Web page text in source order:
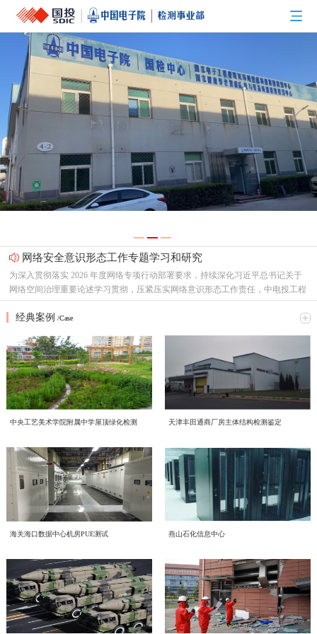
网络安全意识形态工作专题学习和研究
为深入贯彻落实 2026 年度网络专项行动部署要求，持续深化习近平总书记关于
网络空间治理重要论述学习贯彻，压紧压实网络意识形态工作责任，中电投工程
研究检测评定中心有限公司（以下简称“中心”）党总支召开专题支委会，集中研
究网络意识形态重点工作，全面梳理工作提升方向、明确落实举措。结合本次会
态工作核心意义互联网是意识形态斗争的主阵地、主战场、最前沿，网络意识形
态安全直接关系政治安全、舆论安全和单位长远发展。习近平总书记深刻指
出；“过不了互联网这一关，就过不了长期执政这一关，必须坚持正能量是总要
求、管得住是硬道理、用得好是真本事，持续健全网络生态治理长效机制，营造
风清气正的网络空间”。中心运营自有新媒体宣传平台，党员、职工线上交流、
对外业务宣传频次高，各类线上内容发布、网络言论行为都直接代表单位形象、
力，摒弃 “重业务、轻网信” 的片面认知，把网络意识形态工作摆在党建重点位
置，坚持守土有责、守土负责、守土尽责，牢牢管好、守好、用好各类网络阵
地。二、对标专项部署，明晰网络意识形态两大重点工作任务会议传达上级
2026 年度网络专项行动工作要求，结合中心运营管理实际，梳理当前网络意识
形态工作提升方向，明确两项核心工作抓手：（一）从严规范新媒体平台发布流
程，刚性落实 “三校三审” 机制新媒体是对外宣传、传递单位声音的重要载体，
内容导向容不得半点疏漏。将继续完善中心自有新媒体平台信息发布全流程管控
审” 制度：落实三级审核流程，每一级审核均留存书面或线上审核记录，做到全
程可追溯；2. 严把内容导向关口：所有对外发布图文、短视频、工作动态、宣传
材料，必须坚守正确政治方向、舆论导向、价值取向，重点核查政策表述、行业
宣传、对外口径，杜绝模糊表述、片面化表达、导向偏差内容上线；3. 常态化开
展平台自查自纠，定期梳理历史发布内容，及时清理过时、存在风险隐患的信
息，建立宣传内容负面清单，从源头防范舆情风险。（二）常态化开展党员专题
节能新起点，低碳向未来！
明的环保知识学习活动，积极响应2026年全国低碳日“绿色转型 全民同行”主题号
召。一、三部宣传片，共学绿色理念 本次学习重点围绕三部权威宣传片展开，
三部宣传片，视角不同、侧重各异，但指向同一个目标——让绿色低碳成为每个
人的行动自觉。 2026年全国低碳日“绿色转型 全民同行”主题宣传片 由生态环境
部发布，紧扣今年全国低碳日主题，号召全社会共同参与绿色转型，强调低碳发
来”主题视频 聚焦工业和信息化系统节能降碳实践，展示各领域在节能提效、绿
能降碳《守望未来》主题宣传片 以公共机构为切入点，讲述节能降碳背后的责
任与担当，传递"节约资源就是守护未来"的理念，展现公共机构在绿色转型中的
示范引领作用。二、立足"十五五"，践行全流程绿色理念在中国电子工程设计院
股份有限公司的引领下，我们立足“十五五”碳排放双控新要求，从设计、施工到
运维全流程践行绿色发展理念。 设计阶段，优先采用节能环保技术方案，从源
运维阶段，持续优化能源管理，以精细化运营实现长效减碳。三、从点滴做起，
纸，选择绿色出行让我们携手共建低碳企业，为美丽中国贡献力量！
喜报！中电投工程研究检测评定中心成功获批CNAS温室气体
审定与核查认可资质
近日，中电投工程研究检测评定中心有限公司（以下简称中心）顺利通过中国合
格评定国家认可委员会（CNAS）严格评审，成功取得温室气体审定和核查分项
认可资质，认可注册号为CNAS VV048-EI。此次资质的成功获批，标志着中心
温室气体核查、碳资产管理与低碳技术服务能力正式获得国家级、国际化权威认
委员会（CNAS）是国内权威的实验室与检验检测机构认可机构，其认可资质具
备国际互认效力，严格遵循ISO 14064系列国际标准及国家温室气体审定核查相
关准则，评审标准严苛、涵盖范围全面，是衡量机构碳核查技术能力、公正性与
权威性的核心标杆，获得该项认可意味着机构出具的温室气体审定、核查结果可
获得全球多个国家和地区的认可，具备极强的公信力与法律效力。 评审过程
中，CNAS评审组通过资料审核、现场核查、体系核查等多维度、全流程严苛评
审，对中心温室气体量化核算、排放核查、数据溯源管理、质量管理体系等核心
管理程序以及严谨的技术服务流程，最终确认中心完全符合温室气体审定与核查
机构认可规范要求，准予获批相关认可资质。 作为深耕工程检测、评定与绿色
低碳技术服务领域的专业机构，中电投工程研究检测评定中心有限公司长期聚
焦“双碳”战略落地，深耕绿色低碳产业赛道，持续完善碳服务技术体系，组建专
业碳核查技术团队，深耕电子电气设备，工业机械，食品，土木工程，建材等多
赋能合规高质量发展 中电投检测中心承接国投健康公司启动
力企业高质量、可持续、安全化发展，中国电子工程设计院股份有限公司全资子
公司中电投工程研究检测评定中心有限公司（以下简称“中电投检测中心”）承接
了国投健康产业投资有限公司（以下简称“国投健康”）质量、环境、职业健康安
全管理三体系建设项目。并于近日组织召开质量、环境、职业健康安全管理三体
系建设项目启动会。本次启动的三体系建设，严格对标 GB/T 19001-2016/ISO
9001:2015质量管理体系、GB/T 24001-2016/ISO 14001:2015环境管理体系、GB/T
45001-2020/ISO 45001:2018职业健康安全管理体系。结合标准条款和国投健康运
程工作安排，确保体系建设贴合企业实际经营情况，真正实现标准化落地、常态
化运行、长效化赋能。作为本次三体系建设工作的技术支撑单位，中电投检测中
心将持续推进国投健康三体系建设、运行、认证工作，以标准化管理赋能健康产
业高质量发展，助力国投健康全力打造管理规范、服务优质、安全可控、可持续
发展的长效管理机制。
CECS协会标准《电子工业化学品系统验收标准（送审稿）》
审查会顺利召开
近日，由中国电子工程设计院股份有限公司国家电子工程建筑及环境性能质量检
验检测中心主编的中国工程建设标准化协会标准《电子工业化学品系统验收标准
（送审稿）》（以下简称《标准》）审查会在北京召开。近年来，随着国内半导
体集成电路、平板显示等行业的快速发展，高纯化学品系统作为整个电子工程建
学品系统质量和验收细则的标准缺失，现行GB 50781、等标准多是从设计、建
造的角度，对电子工业气体系统进行技术规定，从质量控制角度目前的做法基本
是引用SEMI、ASTM等国外标准，一方面缺少技术一致性，另一方面制约了国
内相关产业的发展。本标准从立项开始，就得到了CECS 电子工程分会的大力支
持和行业的高度关注，组建了涵盖业主单位、设计院、施工单位、材料和设备供
应商、检测和技术服务机构等20多家参编单位的编制组。中国工程建设标准化协
中电投检测中心为工业建筑进行火灾后检测鉴定—全维度检
近期，我中心针对某电厂烟囱火灾事件完成全面检测鉴定工作。本次鉴定严格依
准》等国家标准，通过实体检测、温度场仿真、力学分析等多维度评估，明确烟
囱结构现状及后续处置方向，为电厂安全生产提供科学支撑。（1）全维度检测
覆盖 核心指标符合规范本次检测首先核查烟囱结构体系及平面布置，确认该钢
筋混凝土筒体整体布置与原设计图纸完全一致。地基基础未见不均匀沉降、滑移
或整体倾斜现象，后续仍需按规范持续开展沉降观测。外观质量检查显示，火灾
环境噪声检测，守护城市声环境质量
随着我国经济发展和城市化进程的加速，噪声污染已成为现代社会中一个日益突
出的环境问题。环境噪声检测作为治理噪声污染的重要环节，对提升环境的健康
及舒适度具有重要意义。 中电投工程研究检测评定中心有限公司（以下简称中
结构检测的智能化升级路径——智慧监测赋能工业装备
经典案例 /Case
中央工艺美术学院附属中学屋顶绿化检测 天津丰田通商厂房主体结构检测鉴定
海关海口数据中心机房PUE测试 燕山石化信息中心